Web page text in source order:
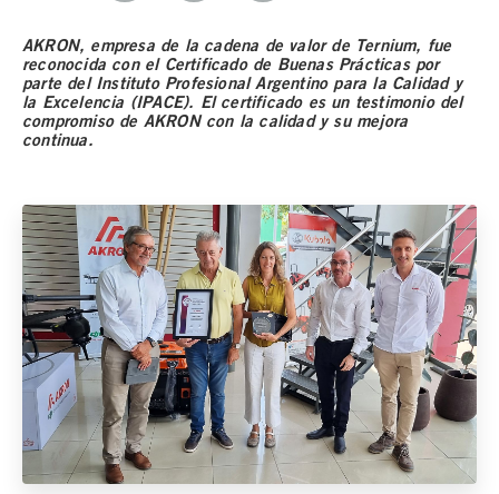
AKRON, empresa de la cadena de valor de Ternium, fue
reconocida con el Certificado de Buenas Prácticas por
parte del Instituto Profesional Argentino para la Calidad y
la Excelencia (IPACE). El certificado es un testimonio del
compromiso de AKRON con la calidad y su mejora
continua.